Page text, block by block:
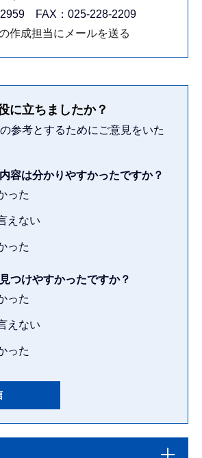
FAX：025-228-2209
作成担当にメールを送る
に立ちましたか？
参考とするためにご意見をいた
容は分かりやすかったですか？
った
えない
った
つけやすかったですか？
った
えない
った